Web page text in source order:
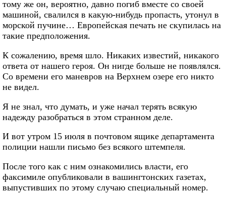
тому же он, вероятно, давно погиб вместе со своей
машиной, свалился в какую-нибудь пропасть, утонул в
морской пучине… Европейская печать не скупилась на
такие предположения.
К сожалению, время шло. Никаких известий, никакого
ответа от нашего героя. Он нигде больше не появлялся.
Со времени его маневров на Верхнем озере его никто
не видел.
Я не знал, что думать, и уже начал терять всякую
надежду разобраться в этом странном деле.
И вот утром 15 июля в почтовом ящике департамента
полиции нашли письмо без всякого штемпеля.
После того как с ним ознакомились власти, его
факсимиле опубликовали в вашингтонских газетах,
выпустивших по этому случаю специальный номер.